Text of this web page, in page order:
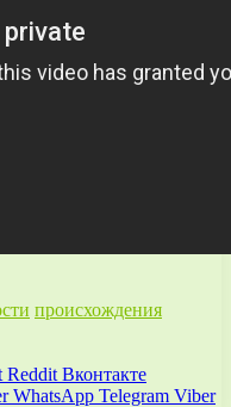
происхождения
Reddit Вконтакте
WhatsApp Telegram Viber